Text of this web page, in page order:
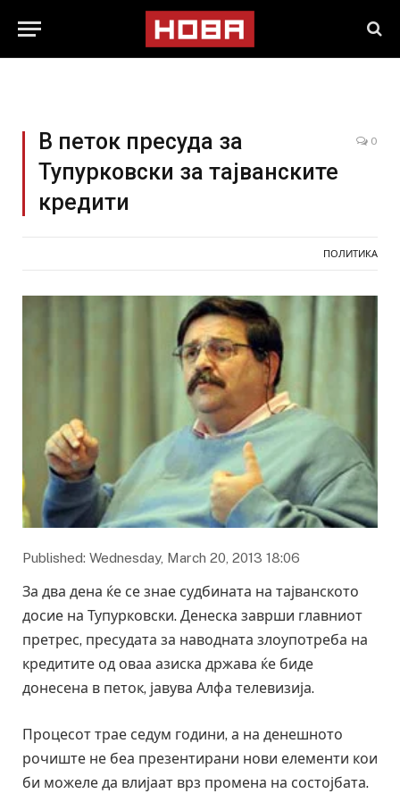
В петок пресуда за
Тупурковски за тајванските
кредити
0
ПОЛИТИКА
Published: Wednesday, March 20, 2013 18:06
За два дена ќе се знае судбината на тајванското
досие на Тупурковски. Денеска заврши главниот
претрес, пресудата за наводната злоупотреба на
кредитите од оваа азиска држава ќе биде
донесена в петок, јавува Алфа телевизија.
Процесот трае седум години, а на денешното
рочиште не беа презентирани нови елементи кои
би можеле да влијаат врз промена на состојбата.